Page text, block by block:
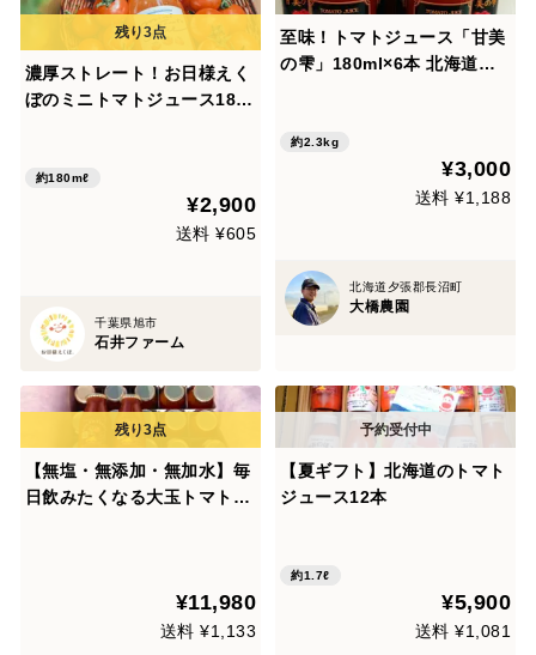
濃厚ストレート！お日様えく
ぼのミニトマトジュース180
約180mℓ
¥2,900
送料 ¥605
千葉県旭市
石井ファーム
至味！トマトジュース「甘美
の雫」180ml×6本 北海道
約2.3kg
¥3,000
送料 ¥1,188
北海道夕張郡長沼町
大橋農園
【無塩・無添加・無加水】毎
日飲みたくなる大玉トマト10
¥11,980
送料 ¥1,133
【夏ギフト】北海道のトマト
ジュース12本
約1.7ℓ
¥5,900
送料 ¥1,081